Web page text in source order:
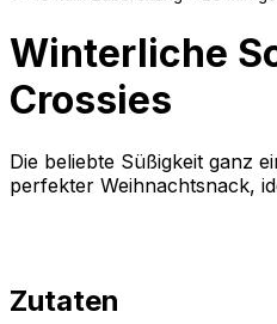
Winterliche
Crossies
Die beliebte Süßigkeit ganz
perfekter Weihnachtsnack,
Zutaten